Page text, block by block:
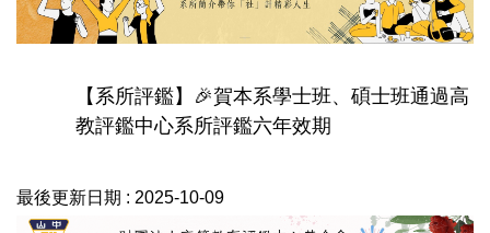
【系所評鑑】🎉賀本系學士班、碩士班通過高
教評鑑中心系所評鑑六年效期
最後更新日期 : 2025-10-09